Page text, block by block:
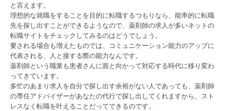
と言えます。
理想的な就職をすることを目的に転職するつもりなら、能率的に転職
先を探し出すことができるようなので、薬剤師の求人が多いネットの
転職サイトをチェックしてみるのはどうでしょう。
要される場合も増えたものでは、コミュニケーション能力のアップに
代表される、人と接する際の能力なんです。
薬剤師という職業も患者さんに面と向かって対応する時代に移り変わ
ってきています。
多忙のあまり求人を自分で探し出す余裕がない人であっても、薬剤師
の専任アドバイザーがあなたの代行で探し出してくれますから、スト
レスなく転職を叶えることだってできるのです。